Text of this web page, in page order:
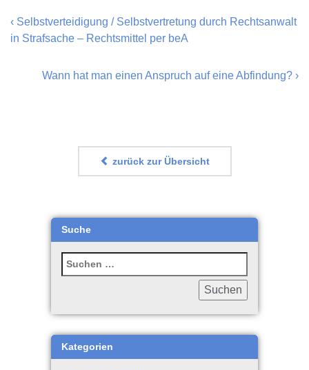
‹ Selbstverteidigung / Selbstvertretung durch Rechtsanwalt
in Strafsache – Rechtsmittel per beA
Wann hat man einen Anspruch auf eine Abfindung? ›
zurück zur Übersicht
Suche
Kategorien